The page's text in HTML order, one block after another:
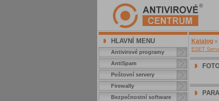
HLAVNÍ MENU
Antivirové programy
AntiSpam
Poštovní servery
Firewally
Bezpečnostní software
Katalog »
ESET